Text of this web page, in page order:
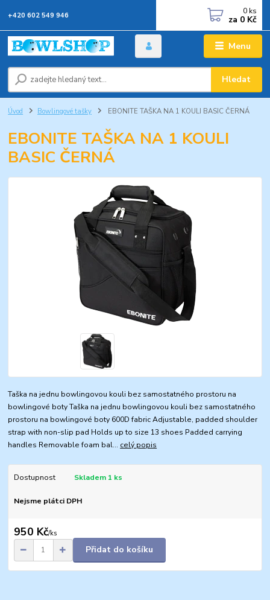
Menu
Hledat
+420 602 549 946 0 ks
za 0 Kč
Úvod Bowlingové tašky EBONITE TAŠKA NA 1 KOULI BASIC ČERNÁ
EBONITE TAŠKA NA 1 KOULI
BASIC ČERNÁ
Taška na jednu bowlingovou kouli bez samostatného prostoru na
bowlingové boty Taška na jednu bowlingovou kouli bez samostatného
prostoru na bowlingové boty 600D fabric Adjustable, padded shoulder
strap with non-slip pad Holds up to size 13 shoes Padded carrying
handles Removable foam bal... celý popis
Dostupnost Skladem 1 ks
Nejsme plátci DPH
950 Kč/ks
Přidat do košíku